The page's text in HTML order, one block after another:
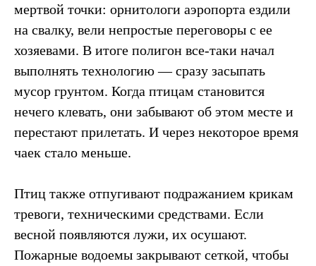
мертвой точки: орнитологи аэропорта ездили
на свалку, вели непростые переговоры с ее
хозяевами. В итоге полигон все-таки начал
выполнять технологию — сразу засыпать
мусор грунтом. Когда птицам становится
нечего клевать, они забывают об этом месте и
перестают прилетать. И через некоторое время
чаек стало меньше.
Птиц также отпугивают подражанием крикам
тревоги, техническими средствами. Если
весной появляются лужи, их осушают.
Пожарные водоемы закрывают сеткой, чтобы